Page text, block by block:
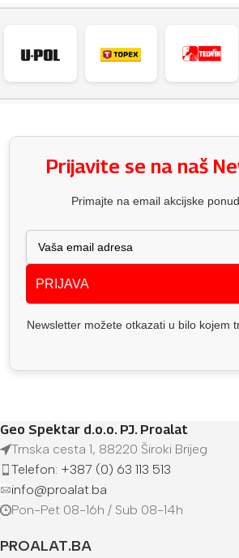
Prijavite se na naš
Primajte na email akcijske
PRIJAVA
Newsletter možete otkazati u bilo kojem
Geo Spektar d.o.o. PJ. Proalat
Trnska cesta 1, 88220 Široki Brijeg
Telefon: +387 (0) 63 113 513
info@proalat.ba
Pon-Pet 08-16h / Sub 08-14h
PROALAT.BA